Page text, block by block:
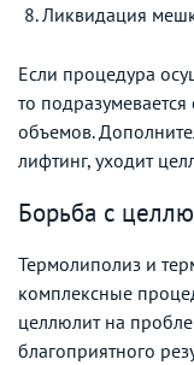
Ликвидация
Если процедура
то
объемов.
лифтинг, уходит
Борьба с
Термолиполиз и
комплексные
целлюлит на
благоприятного